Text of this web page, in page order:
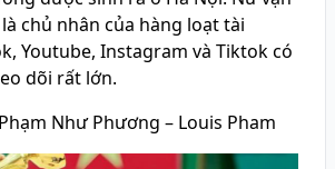
chủ nhân của hàng loạt tài
Youtube, Instagram và Tiktok có
dõi rất lớn.
Như Phương – Louis Pham